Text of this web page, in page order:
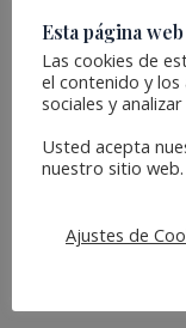
Esta página
Las cookies de
el contenido y
sociales y
Usted acepta
nuestro sitio web.
Ajustes de